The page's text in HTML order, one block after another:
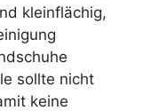
kleinflächig,
sollte nicht
keine